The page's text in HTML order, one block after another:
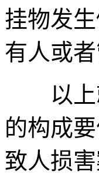
挂物发
有人或
以上
的构成
致人损